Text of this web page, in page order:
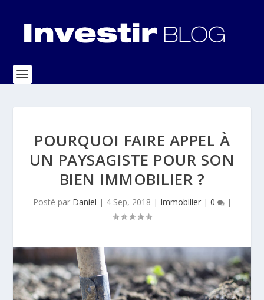
POURQUOI FAIRE APPEL À
UN PAYSAGISTE POUR SON
BIEN IMMOBILIER ?
Posté par Daniel | 4 Sep, 2018 | Immobilier| 0 |